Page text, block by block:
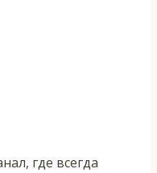
где всегда